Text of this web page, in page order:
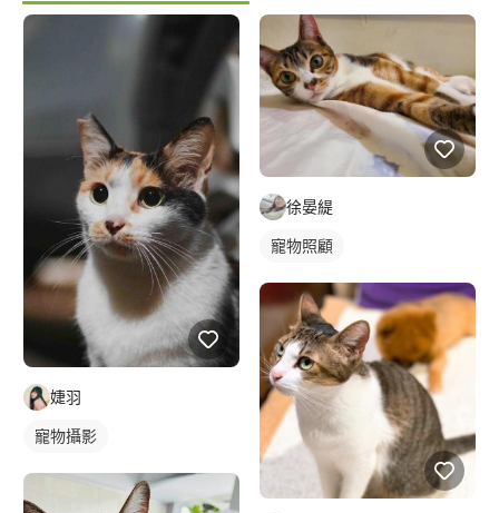
婕羽
寵物攝影
徐晏緹
寵物照顧